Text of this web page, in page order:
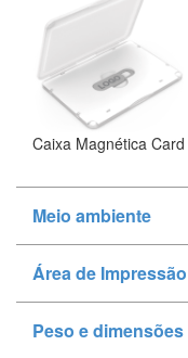
Caixa Magnética Card
Meio ambiente
Área de Impressão
Peso e dimensões